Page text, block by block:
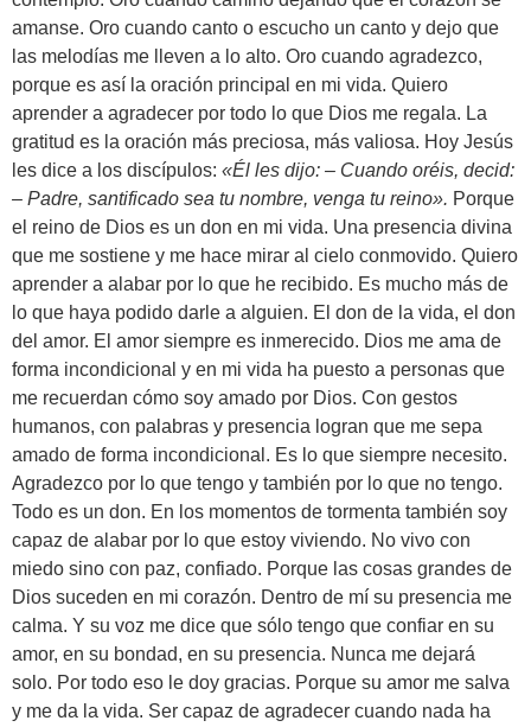
amanse. Oro cuando canto o escucho un canto y dejo que
las melodías me lleven a lo alto. Oro cuando agradezco,
porque es así la oración principal en mi vida. Quiero
aprender a agradecer por todo lo que Dios me regala. La
gratitud es la oración más preciosa, más valiosa. Hoy Jesús
les dice a los discípulos: «Él les dijo: – Cuando oréis, decid:
– Padre, santificado sea tu nombre, venga tu reino». Porque
el reino de Dios es un don en mi vida. Una presencia divina
que me sostiene y me hace mirar al cielo conmovido. Quiero
aprender a alabar por lo que he recibido. Es mucho más de
lo que haya podido darle a alguien. El don de la vida, el don
del amor. El amor siempre es inmerecido. Dios me ama de
forma incondicional y en mi vida ha puesto a personas que
me recuerdan cómo soy amado por Dios. Con gestos
humanos, con palabras y presencia logran que me sepa
amado de forma incondicional. Es lo que siempre necesito.
Agradezco por lo que tengo y también por lo que no tengo.
Todo es un don. En los momentos de tormenta también soy
capaz de alabar por lo que estoy viviendo. No vivo con
miedo sino con paz, confiado. Porque las cosas grandes de
Dios suceden en mi corazón. Dentro de mí su presencia me
calma. Y su voz me dice que sólo tengo que confiar en su
amor, en su bondad, en su presencia. Nunca me dejará
solo. Por todo eso le doy gracias. Porque su amor me salva
y me da la vida. Ser capaz de agradecer cuando nada ha